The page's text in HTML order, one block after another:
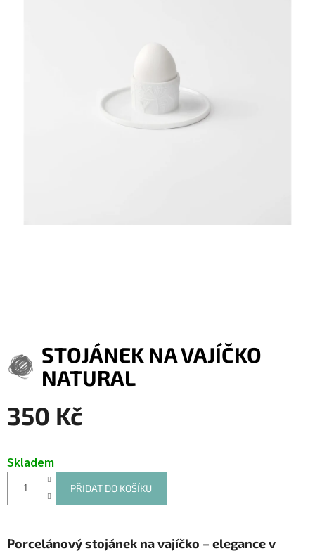
STOJÁNEK NA VAJÍČKO
NATURAL
350 Kč
Skladem
PŘIDAT DO KOŠÍKU
Porcelánový stojánek na vajíčko – elegance v